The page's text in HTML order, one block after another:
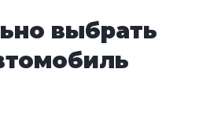
выбрать